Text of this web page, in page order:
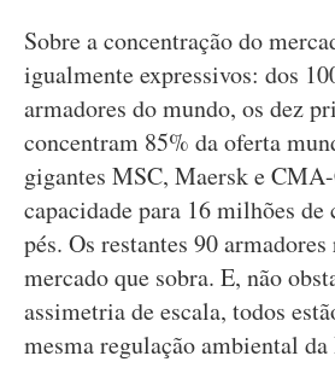
Sobre a concentração do
igualmente expressivos: dos
armadores do mundo, os dez
concentram 85% da oferta
gigantes MSC, Maersk e
capacidade para 16 milhões de
pés. Os restantes 90
mercado que sobra. E, não
assimetria de escala, todos
mesma regulação ambiental